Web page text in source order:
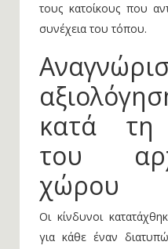
τους κατοίκους που
συνέχεια του τόπου.
κατά τη
του
χώρου
Οι κίνδυνοι
για κάθε έναν